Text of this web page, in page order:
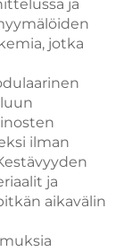
ja
jotka
ilman
ja
aikavälin